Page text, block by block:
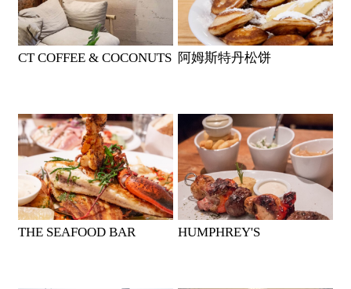
CT COFFEE & COCONUTS 阿姆斯特丹松饼
THE SEAFOOD BAR HUMPHREY'S